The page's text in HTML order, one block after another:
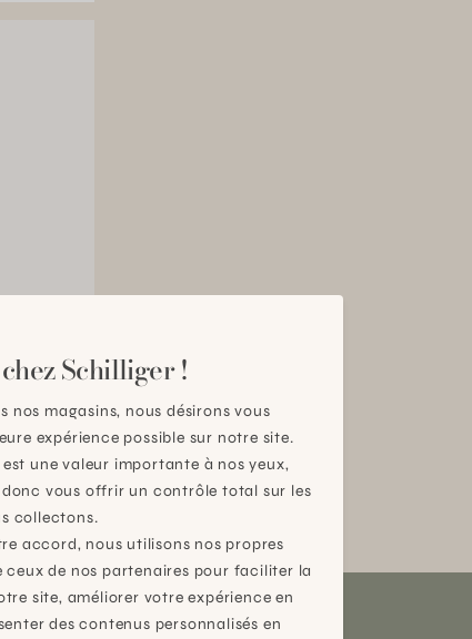
Schilliger !
nos magasins, nous désirons vous
expérience possible sur notre site.
une valeur importante à nos yeux,
vous offrir un contrôle total sur les
collectons.
accord, nous utilisons nos propres
ceux de nos partenaires pour faciliter la
site, améliorer votre expérience en
des contenus personnalisés en